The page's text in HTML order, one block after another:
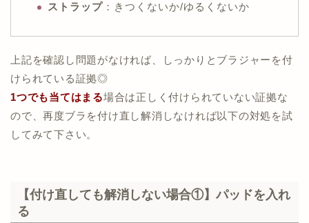
ストラップ ： きつくないか/ゆるくないか
上記を確認し問題がなければ、しっかりとブラジャーを付
けられている証拠◎
1つでも当てはまる場合は正しく付けられていない証拠な
ので、再度ブラを付け直し解消しなければ以下の対処を試
してみて下さい。
【付け直しても解消しない場合①】パッドを入れ
る